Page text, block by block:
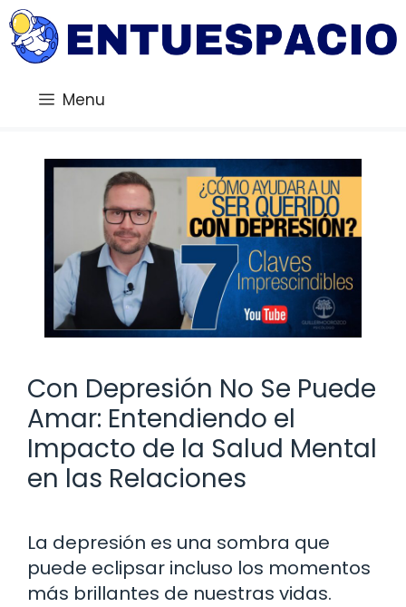
Saltar
al
contenido
Menu
Con Depresión No Se Puede
Amar: Entendiendo el
Impacto de la Salud Mental
en las Relaciones
La depresión es una sombra que
puede eclipsar incluso los momentos
más brillantes de nuestras vidas.